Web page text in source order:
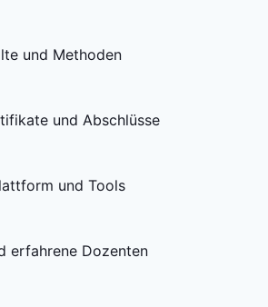
und Methoden
und Abschlüsse
und Tools
erfahrene Dozenten